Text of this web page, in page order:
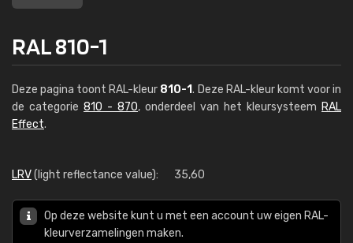
RAL 810-1
Deze pagina toont RAL-kleur 810-1. Deze RAL-kleur komt voor in
de categorie 810 - 870, onderdeel van het kleursysteem RAL
Effect.
LRV(light reflectance value): 35,60
Op deze website kunt u met een account uw eigen RAL-
kleurverzamelingen maken.